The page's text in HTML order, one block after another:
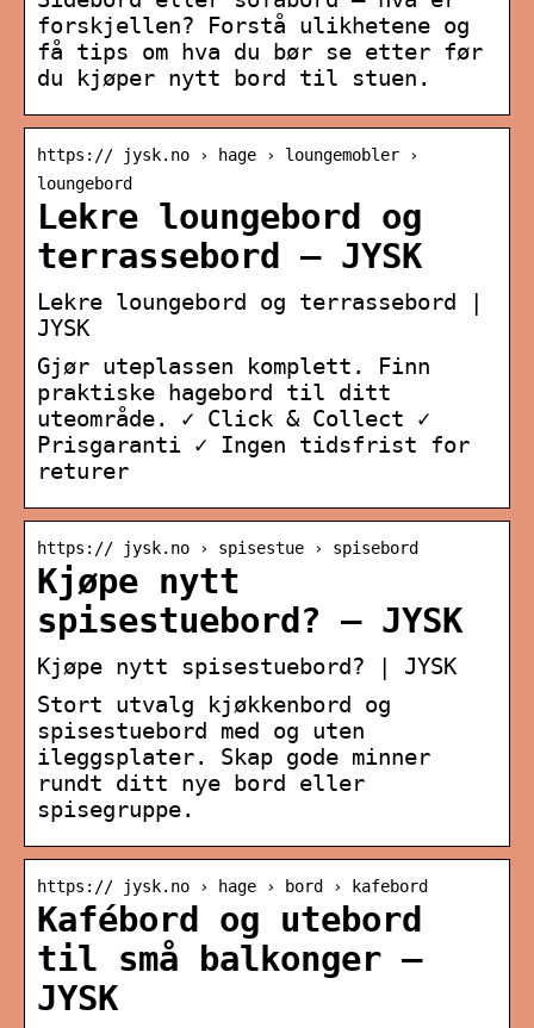
forskjellen? Forstå ulikhetene og
få tips om hva du bør se etter før
du kjøper nytt bord til stuen.
https:// jysk.no › hage › loungemobler ›
loungebord
Lekre loungebord og
terrassebord – JYSK
Lekre loungebord og terrassebord |
JYSK
Gjør uteplassen komplett. Finn
praktiske hagebord til ditt
uteområde. ✓ Click & Collect ✓
Prisgaranti ✓ Ingen tidsfrist for
returer
https:// jysk.no › spisestue › spisebord
Kjøpe nytt
spisestuebord? – JYSK
Kjøpe nytt spisestuebord? | JYSK
Stort utvalg kjøkkenbord og
spisestuebord med og uten
ileggsplater. Skap gode minner
rundt ditt nye bord eller
spisegruppe.
https:// jysk.no › hage › bord › kafebord
Kafébord og utebord
til små balkonger –
JYSK